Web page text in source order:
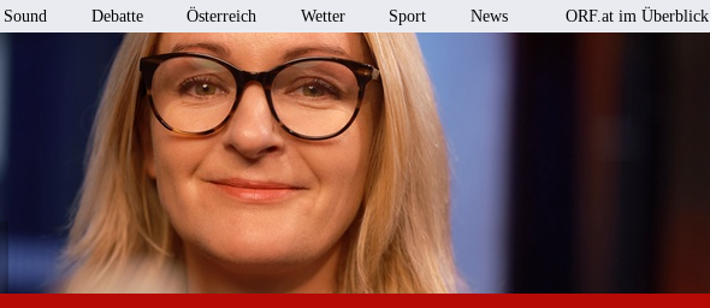
Sound Debatte Österreich Wetter Sport News ORF.at im Überblick